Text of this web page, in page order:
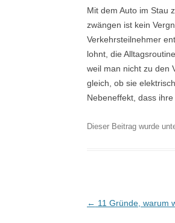
Mit dem Auto im Stau
zwängen ist kein
Verkehrsteilnehmer
lohnt, die
weil man nicht zu den
gleich, ob sie
Nebeneffekt, dass
Dieser Beitrag wurde
Post navigation
← 11 Gründe, warum